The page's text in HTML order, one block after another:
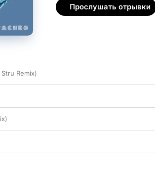
Прослушать отрывки
Remix)